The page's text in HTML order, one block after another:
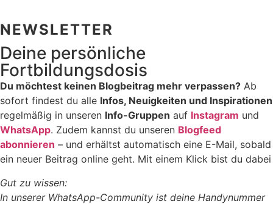
NEWSLETTER
Deine persönliche
Fortbildungsdosis
Du möchtest keinen Blogbeitrag mehr verpassen? Ab
sofort findest du alle Infos, Neuigkeiten und Inspirationen
regelmäßig in unseren Info-Gruppen auf Instagram und
WhatsApp. Zudem kannst du unseren Blogfeed
abonnieren – und erhältst automatisch eine E-Mail, sobald
ein neuer Beitrag online geht. Mit einem Klick bist du dabei
Gut zu wissen:
In unserer WhatsApp-Community ist deine Handynummer